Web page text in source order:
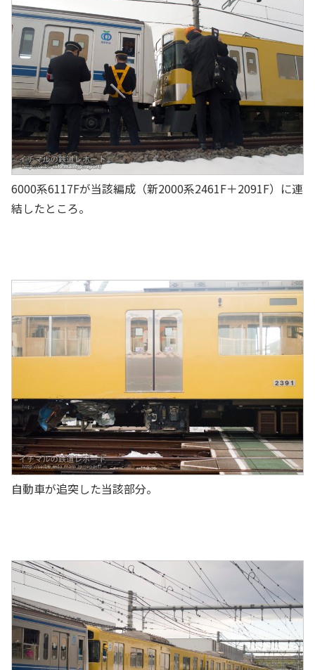
6000系6117Fが当該編成（新2000系2461F＋2091F）に連
結したところ。
自動車が追突した当該部分。